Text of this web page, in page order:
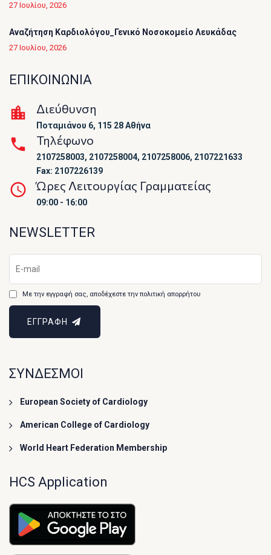
27 Ιουλίου, 2026
Αναζήτηση Καρδιολόγου_Γενικό Νοσοκομείο Λευκάδας
27 Ιουλίου, 2026
ΕΠΙΚΟΙΝΩΝΙΑ
Διεύθυνση
Ποταμιάνου 6, 115 28 Αθήνα
Τηλέφωνο
2107258003, 2107258004, 2107258006, 2107221633
Fax: 2107226139
Ώρες Λειτουργίας Γραμματείας
09:00 - 16:00
NEWSLETTER
Με την εγγραφή σας, αποδέχεστε την πολιτική απορρήτου
ΕΓΓΡΑΦΗ
ΣΥΝΔΕΣΜΟΙ
European Society of Cardiology
American College of Cardiology
World Heart Federation Membership
HCS Application